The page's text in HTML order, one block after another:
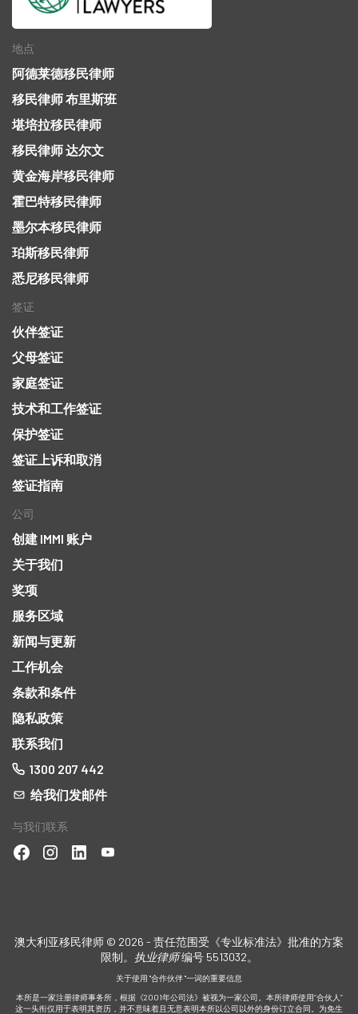
地点
阿德莱德移民律师
移民律师 布里斯班
堪培拉移民律师
移民律师 达尔文
黄金海岸移民律师
霍巴特移民律师
墨尔本移民律师
珀斯移民律师
悉尼移民律师
签证
伙伴签证
父母签证
家庭签证
技术和工作签证
保护签证
签证上诉和取消
签证指南
公司
创建 IMMI 账户
关于我们
奖项
服务区域
新闻与更新
工作机会
条款和条件
隐私政策
联系我们
1300 207 442
给我们发邮件
与我们联系
澳大利亚移民律师 © 2026 - 责任范围受《专业标准法》批准的方案
限制。执业律师编号 5513032。
关于使用 "合作伙伴 "一词的重要信息
本所是一家注册律师事务所，根据《2001年公司法》被视为一家公司。本所律师使用“合伙人”
这一头衔仅用于表明其资历，并不意味着且无意表明本所以公司以外的身份订立合同。为免生